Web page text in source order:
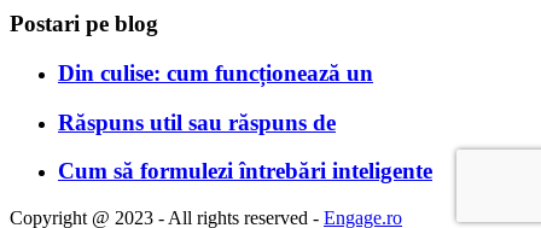
Postari pe blog
Din culise: cum funcționează un
Răspuns util sau răspuns de
Cum să formulezi întrebări inteligente
Copyright @ 2023 - All rights reserved - Engage.ro